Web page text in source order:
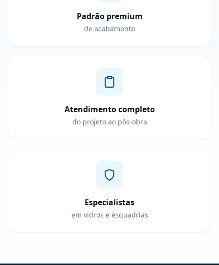
Padrão premium
de acabamento
Atendimento completo
do projeto ao pós-obra
Especialistas
em vidros e esquadrias